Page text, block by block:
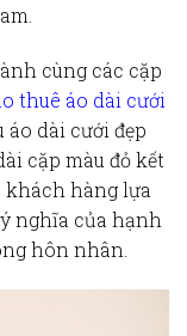
cùng các cặp
thuê áo dài cưới
dài cưới đẹp
cặp màu đỏ kết
khách hàng lựa
nghĩa của hạnh
hôn nhân.